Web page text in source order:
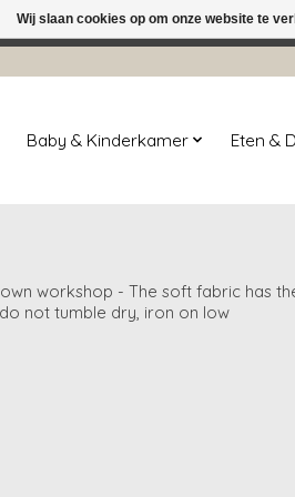
Baby & Kinderkamer Eten &
workshop - The soft fabric has
not tumble dry, iron on low
Wij slaan cookies op om onze website te
Deze winkel is in aanbouw.